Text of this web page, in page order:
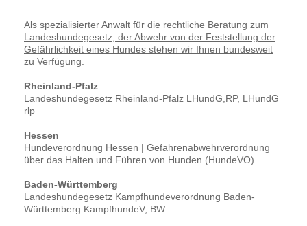
Als spezialisierter Anwalt für die rechtliche Beratung zum
Landeshundegesetz, der Abwehr von der Feststellung der
Gefährlichkeit eines Hundes stehen wir Ihnen bundesweit
zu Verfügung
Rheinland-Pfalz
Landeshundegesetz Rheinland-Pfalz LHundG,RP, LHundG
rlp
Hessen
Hundeverordnung Hessen | Gefahrenabwehrverordnung
über das Halten und Führen von Hunden (HundeVO)
Baden-Württemberg
Landeshundegesetz Kampfhundeverordnung Baden-
Württemberg KampfhundeV, BW